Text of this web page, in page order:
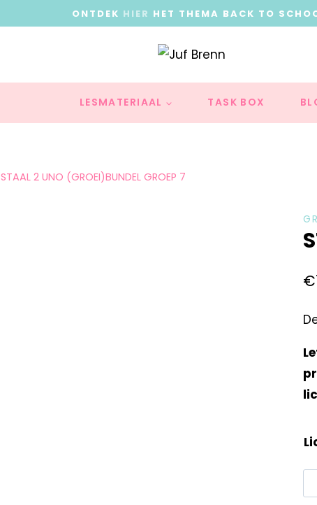
ONTDEK HIER HET THEMA BACK TO
LESMATERIAAL TASK BOX
STAAL 2 UNO (GROEI)BUNDEL GROEP 7
€